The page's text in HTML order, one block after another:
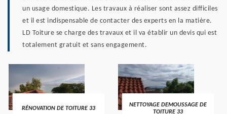
un usage domestique. Les travaux à réaliser sont assez difficiles
et il est indispensable de contacter des experts en la matière.
LD Toiture se charge des travaux et il va établir un devis qui est
totalement gratuit et sans engagement.
RÉNOVATION DE TOITURE 33
NETTOYAGE DEMOUSSAGE DE
TOITURE 33